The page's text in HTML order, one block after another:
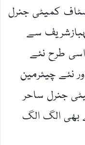
کمیٹی جنرل
سے
طرح نئے
نئے چیئرمین
جنرل ساحر
الگ الگ